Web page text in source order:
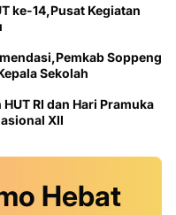
ke-14,Pusat Kegiatan
Soppeng
Sekolah
RI dan Hari Pramuka
XII
Hebat